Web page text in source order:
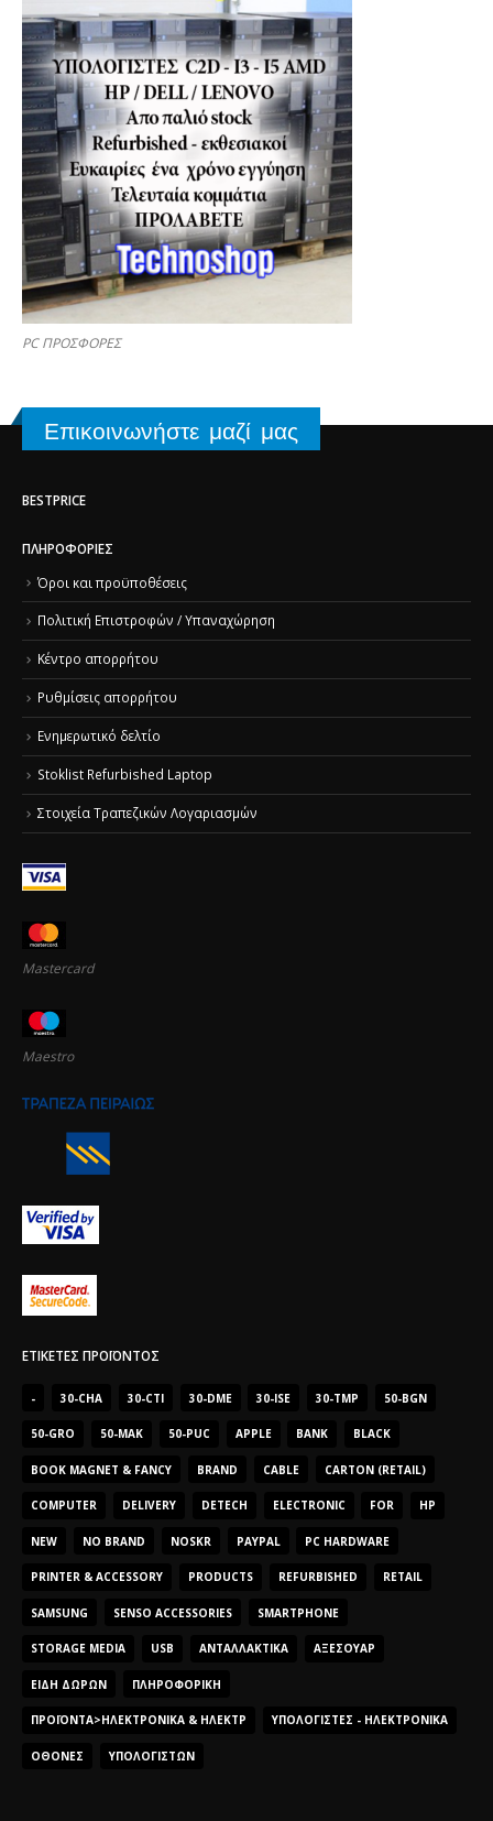
PC ΠΡΟΣΦΟΡΕΣ
Επικοινωνήστε μαζί μας
BESTPRICE
ΠΛΗΡΟΦΟΡΊΕΣ
Όροι και προϋποθέσεις
Πολιτική Επιστροφών / Υπαναχώρηση
Κέντρο απορρήτου
Ρυθμίσεις απορρήτου
Ενημερωτικό δελτίο
Stoklist Refurbished Laptop
Στοιχεία Τραπεζικών Λογαριασμών
Mastercard
Maestro
ΕΤΙΚΈΤΕΣ ΠΡΟΪΌΝΤΟΣ
- 30-CHA 30-CTI 30-DME 30-ISE 30-TMP 50-BGN
50-GRO 50-MAK 50-PUC APPLE BANK BLACK
BOOK MAGNET & FANCY BRAND CABLE CARTON (RETAIL)
COMPUTER DELIVERY DETECH ELECTRONIC FOR HP
NEW NO BRAND NOSKR PAYPAL PC HARDWARE
PRINTER & ACCESSORY PRODUCTS REFURBISHED RETAIL
SAMSUNG SENSO ACCESSORIES SMARTPHONE
STORAGE MEDIA USB ΑΝΤΑΛΛΑΚΤΙΚΆ ΑΞΕΣΟΥΆΡ
ΕΊΔΗ ΔΏΡΩΝ ΠΛΗΡΟΦΟΡΙΚΉ
ΠΡΟΪΌΝΤΑ>ΗΛΕΚΤΡΟΝΙΚΆ & ΗΛΕΚΤΡ ΥΠΟΛΟΓΙΣΤΈΣ - ΗΛΕΚΤΡΟΝΙΚΆ
ΟΘΌΝΕΣ ΥΠΟΛΟΓΙΣΤΏΝ